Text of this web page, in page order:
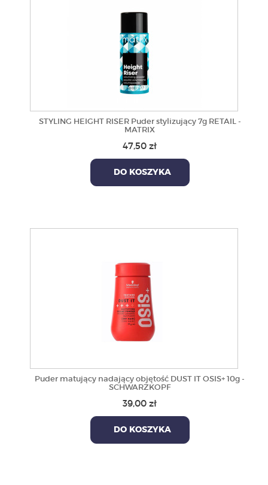
STYLING HEIGHT RISER Puder stylizujący 7g RETAIL -
MATRIX
47,50 zł
DO KOSZYKA
Puder matujący nadający objętość DUST IT OSIS+ 10g -
SCHWARZKOPF
39,00 zł
DO KOSZYKA